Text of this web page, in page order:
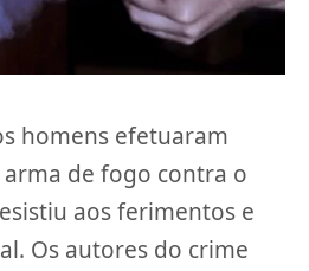
homens efetuaram
de fogo contra o
aos ferimentos e
Os autores do crime